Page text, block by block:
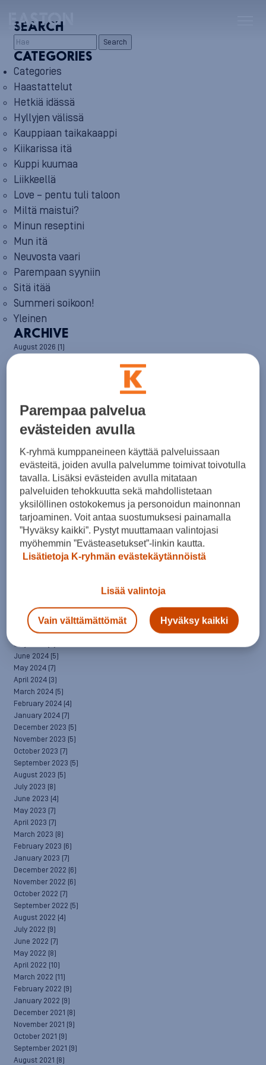
SEARCH
Search
CATEGORIES
Categories
Haastattelut
Hetkiä idässä
Hyllyjen välissä
Kauppiaan taikakaappi
Kiikarissa itä
Kuppi kuumaa
Liikkeellä
Love – pentu tuli taloon
Miltä maistui?
Minun reseptini
Mun itä
Neuvosta vaari
Parempaan syyniin
Sitä itää
Summeri soikoon!
Yleinen
ARCHIVE
August 2026 (1)
March 2026(8)
February 2026(5)
January 2026(6)
November 2025(7)
October 2025(8)
September 2025(5)
August 2025(6)
July 2025(7)
June 2025(7)
May 2025
April 2025
(7)
March 2025(7)
February 2025(6)
October 2024(8)
September 2024(4)
August 2024(6)
July 2024
June 2024 (5)
May 2024 (7)
April 2024 (3)
March 2024 (5)
February 2024 (4)
January 2024 (7)
December 2023 (5)
November 2023 (5)
October 2023 (7)
September 2023 (5)
August 2023 (5)
July 2023 (8)
June 2023 (4)
May 2023 (7)
April 2023 (7)
March 2023 (8)
February 2023 (6)
January 2023 (7)
December 2022 (6)
November 2022 (6)
October 2022 (7)
September 2022 (5)
August 2022 (4)
July 2022 (9)
June 2022 (7)
May 2022 (8)
April 2022 (10)
March 2022 (11)
February 2022 (9)
January 2022 (9)
December 2021 (8)
November 2021 (9)
October 2021 (9)
September 2021 (9)
August 2021 (8)
Parempaa palvelua
evästeiden avulla
K-ryhmä kumppaneineen käyttää palveluissaan
evästeitä, joiden avulla palvelumme toimivat toivotulla
tavalla. Lisäksi evästeiden avulla mitataan
palveluiden tehokkuutta sekä mahdollistetaan
yksilöllinen ostokokemus ja personoidun mainonnan
tarjoaminen. Voit antaa suostumuksesi painamalla
”Hyväksy kaikki”. Pystyt muuttamaan valintojasi
myöhemmin ”Evästeasetukset”-linkin kautta.
Lisätietoja K-ryhmän evästekäytännöistä
Lisää valintoja
Vain välttämättömät Hyväksy kaikki